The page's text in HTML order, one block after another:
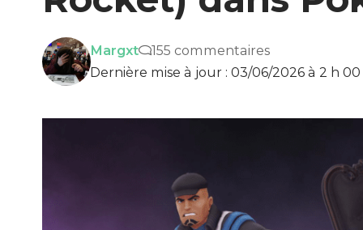
Dernière mise à jour : 03/06/2026 à 2 h
Margxt 155 commentaires